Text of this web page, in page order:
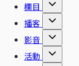
欄目
播客
影音
活動